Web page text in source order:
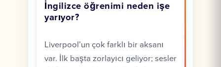
İngilizce öğrenimi neden işe
yarıyor?
Liverpool’un çok farklı bir aksanı
var. İlk başta zorlayıcı geliyor; sesler